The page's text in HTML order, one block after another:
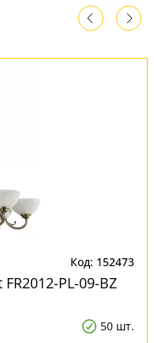
Код: 152473
PL-09-BZ
50 шт.